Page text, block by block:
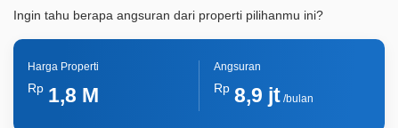
Ingin tahu berapa angsuran dari properti pilihanmu ini?
Harga Properti
Rp 1,8 M
Angsuran
Rp 8,9 jt/bulan